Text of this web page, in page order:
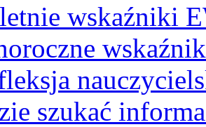
wskaźniki
szukać